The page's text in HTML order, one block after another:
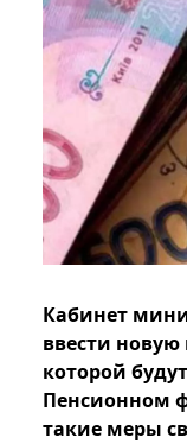
Кабинет
ввести
которой
Пенсионном
такие меры